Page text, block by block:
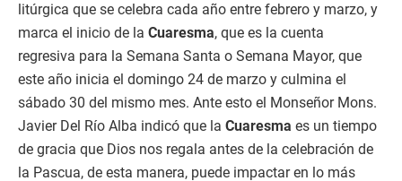
litúrgica que se celebra cada año entre febrero y marzo, y
marca el inicio de la Cuaresma, que es la cuenta
regresiva para la Semana Santa o Semana Mayor, que
este año inicia el domingo 24 de marzo y culmina el
sábado 30 del mismo mes. Ante esto el Monseñor Mons.
Javier Del Río Alba indicó que la Cuaresma es un tiempo
de gracia que Dios nos regala antes de la celebración de
la Pascua, de esta manera, puede impactar en lo más